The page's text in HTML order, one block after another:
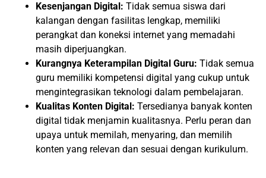
Kesenjangan Digital: Tidak semua siswa dari
kalangan dengan fasilitas lengkap, memiliki
perangkat dan koneksi internet yang memadahi
masih diperjuangkan.
Kurangnya Keterampilan Digital Guru: Tidak semua
guru memiliki kompetensi digital yang cukup untuk
mengintegrasikan teknologi dalam pembelajaran.
Kualitas Konten Digital: Tersedianya banyak konten
digital tidak menjamin kualitasnya. Perlu peran dan
upaya untuk memilah, menyaring, dan memilih
konten yang relevan dan sesuai dengan kurikulum.